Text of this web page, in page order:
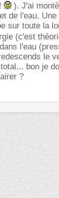
). J'ai
de l'eau.
sur toute la
(c'est
l'eau
le
bon je
?